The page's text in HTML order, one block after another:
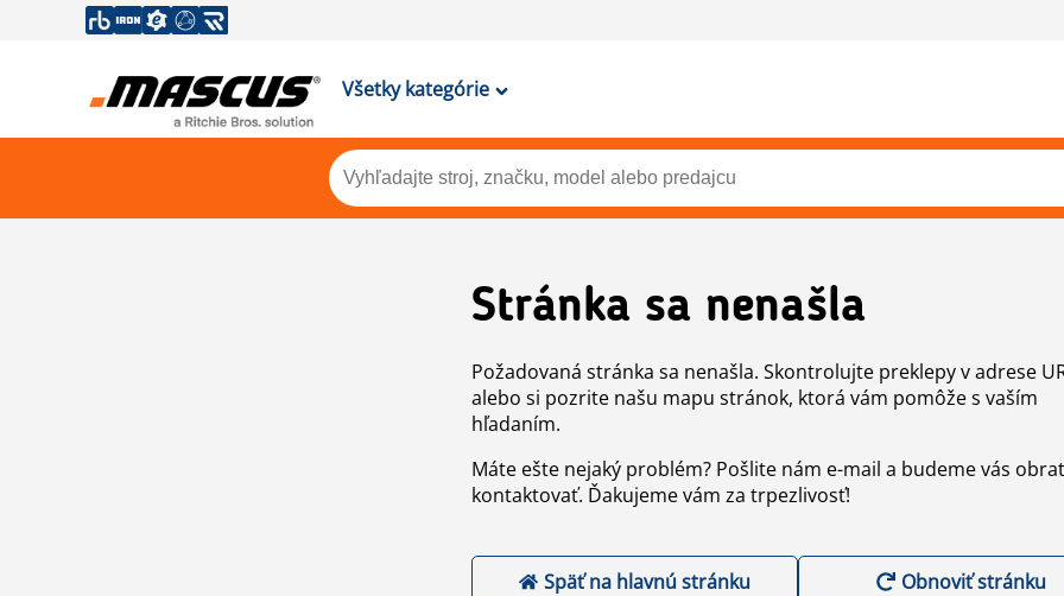
Všetky kategórie
Stránka sa nenašla
Požadovaná stránka sa nenašla. Skontrolujte preklepy v adrese
alebo si pozrite našu mapu stránok, ktorá vám pomôže s vaším
hľadaním.
Máte ešte nejaký problém? Pošlite nám e-mail a budeme vás
kontaktovať. Ďakujeme vám za trpezlivosť!
Späť na hlavnú stránku Obnoviť stránku